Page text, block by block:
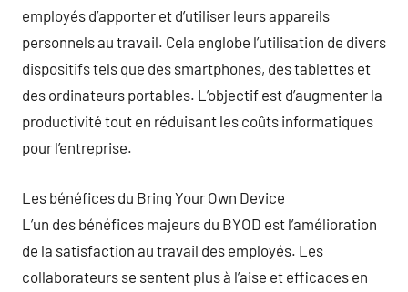
employés d’apporter et d’utiliser leurs appareils
personnels au travail. Cela englobe l’utilisation de divers
dispositifs tels que des smartphones, des tablettes et
des ordinateurs portables. L’objectif est d’augmenter la
productivité tout en réduisant les coûts informatiques
pour l’entreprise.
Les bénéfices du Bring Your Own Device
L’un des bénéfices majeurs du BYOD est l’amélioration
de la satisfaction au travail des employés. Les
collaborateurs se sentent plus à l’aise et efficaces en